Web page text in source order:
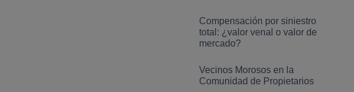
Compensación por siniestro
total: ¿valor venal o valor de
mercado?
Vecinos Morosos en la
Comunidad de Propietarios